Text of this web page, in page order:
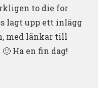
to die for
lagt upp ett inlägg
med länkar till
Ha en fin dag!